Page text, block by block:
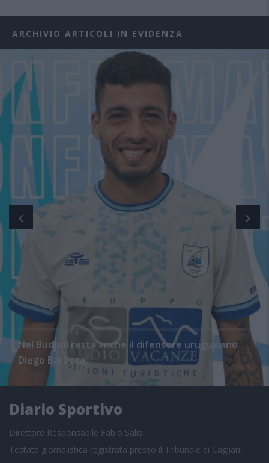
ARCHIVIO ARTICOLI IN EVIDENZA
Nel Budoni resta anche il difensore uruguaiano
Diego Barboza
Diario Sportivo
Direttore Responsabile Fabio Salis
Testata giornalistica registrata presso il Tribunale di Cagliari,